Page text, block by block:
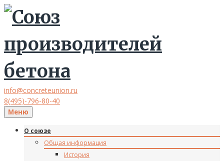
info@concreteunion.ru
8(495)-796-80-40
Меню
О союзе
Общая информация
История